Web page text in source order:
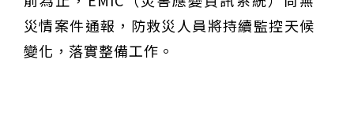
災情案件通報，防救災人員將持續監控天候
變化，落實整備工作。